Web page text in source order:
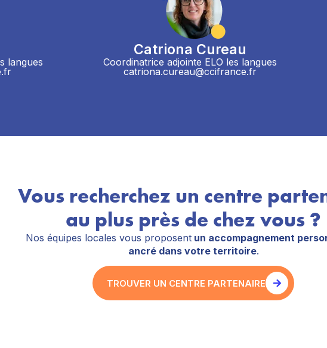
langues
Catriona Cureau
Coordinatrice adjointe ELO les langues
catriona.cureau@ccifrance.fr
Vous recherchez un centre
au plus près de chez vous ?
Nos équipes locales vous proposentun accompagnement
ancré dans votre territoire.
TROUVER UN CENTRE PARTENAIRE